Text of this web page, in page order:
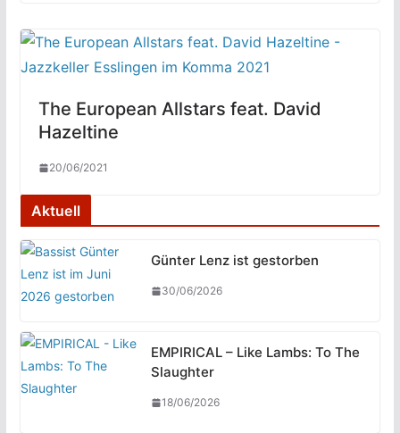
The European Allstars feat. David
Hazeltine
20/06/2021
Aktuell
Günter Lenz ist gestorben
30/06/2026
EMPIRICAL – Like Lambs: To The
Slaughter
18/06/2026